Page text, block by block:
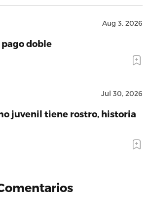
Aug 3, 2026
pago doble
Jul 30, 2026
juvenil tiene rostro, historia